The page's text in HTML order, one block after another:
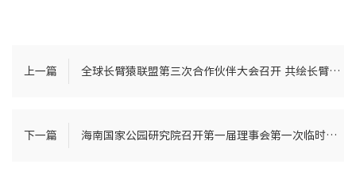
上一篇 全球长臂猿联盟第三次合作伙伴大会召开 共绘长臂猿保护新蓝图
下一篇 海南国家公园研究院召开第一届理事会第一次临时会议（视频会议），会议审议通过了《研究院2020年两千万科研项目方案》